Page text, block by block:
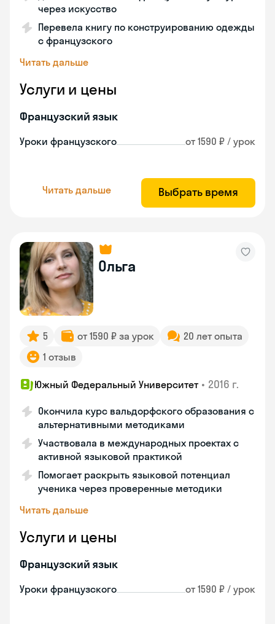
через искусство
Перевела книгу по конструированию одежды
с французского
Читать дальше
Услуги и цены
Французский язык
Уроки французского от 1590 ₽ / урок
Читать дальше Выбрать время
Ольга
5 от 1590 ₽ за урок
20 лет опыта
1 отзыв
Южный Федеральный Университет • 2016 г.
Окончила курс вальдорфского образования с
альтернативными методиками
Участвовала в международных проектах с
активной языковой практикой
Помогает раскрыть языковой потенциал
ученика через проверенные методики
Читать дальше
Услуги и цены
Французский язык
Уроки французского от 1590 ₽ / урок